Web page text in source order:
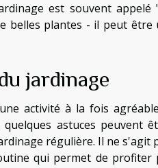
est souvent
belles plantes - il peut
jardinage
activité à la fois
astuces peuvent
régulière. Il ne s'agit
qui permet de profiter